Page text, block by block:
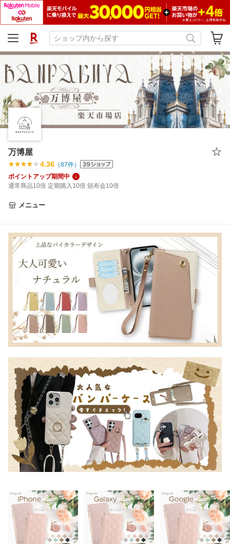
万博屋
4.36 （87件）
ポイントアップ期間中
通常商品10倍 定期購入10倍 頒布会10倍
メニュー